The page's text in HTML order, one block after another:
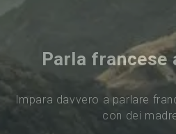
Parla francese
Impara davvero a parlare
con dei